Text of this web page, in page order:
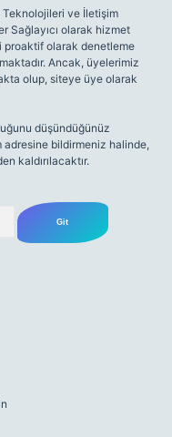
Teknolojileri ve İletişim
Sağlayıcı olarak hizmet
proaktif olarak denetleme
Ancak, üyelerimiz
olup, siteye üye olarak
düşündüğünüz
adresine bildirmeniz halinde,
kaldırılacaktır.